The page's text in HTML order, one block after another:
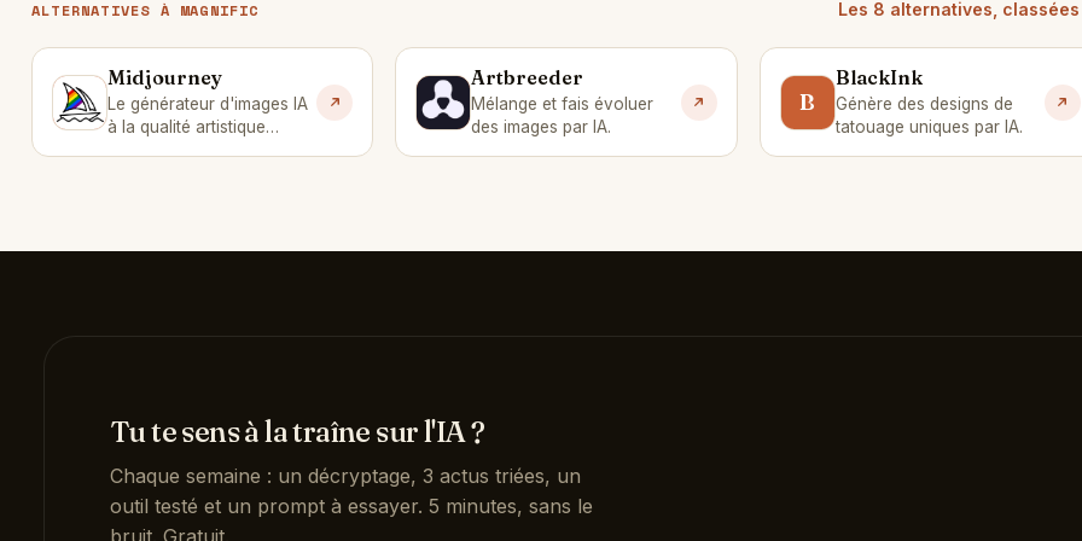
ALTERNATIVES À MAGNIFIC Les 8 alternatives,
M
Midjourney
Le générateur d'images IA
à la qualité artistique
A
Artbreeder
Mélange et fais évoluer
des images par IA.
B
BlackInk
Génère des designs de
tatouage uniques par IA.
Tu te sens à la traîne sur l'IA ?
Chaque semaine : un décryptage, 3 actus triées, un
outil testé et un prompt à essayer. 5 minutes, sans le